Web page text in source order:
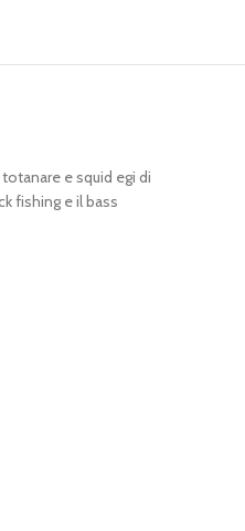
e squid egi di
fishing e il bass